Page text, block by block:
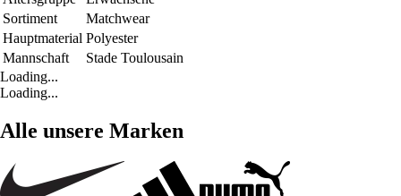
Sortiment
Matchwear
Hauptmaterial Polyester
Mannschaft
Stade Toulousain
Loading...
Loading...
Alle unsere Marken